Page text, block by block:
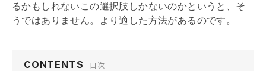
るかもしれないこの選択肢しかないのかというと、そ
うではありません。より適した方法があるのです。
CONTENTS 目次